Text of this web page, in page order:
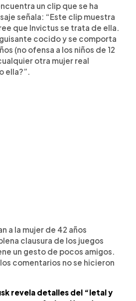
un clip que se ha
señala: “Este clip muestra
que Invictus se trata de ella.
cocido y se comporta
(no ofensa a los niños de 12
otra mujer real
ella?”.
a la mujer de 42 años
clausura de los juegos
un gesto de pocos amigos.
comentarios no se hicieron
revela detalles del “letal y